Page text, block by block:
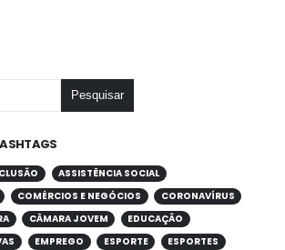
Pesquisar
ASSISTÊNCIA SOCIAL
COMÉRCIOS E NEGÓCIOS
CORONAVÍRUS
CÂMARA JOVEM
EDUCAÇÃO
EMPREGO ESPORTE
ESPORTES